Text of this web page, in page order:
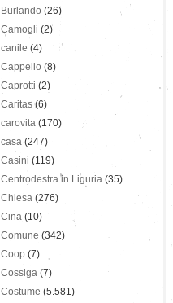
Burlando (26)
Camogli (2)
canile (4)
Cappello (8)
Caprotti (2)
Caritas (6)
carovita (170)
casa (247)
Casini (119)
Centrodestra in Liguria (35)
Chiesa (276)
Cina (10)
Comune (342)
Coop (7)
Cossiga (7)
Costume (5.581)